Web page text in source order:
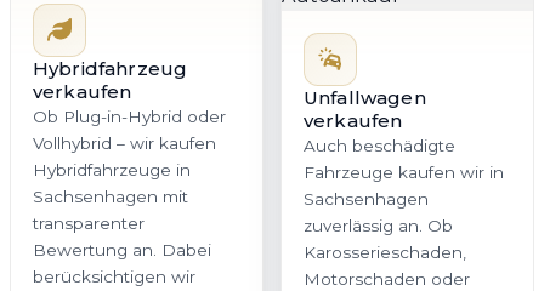
Hybridfahrzeug
verkaufen
Ob Plug-in-Hybrid oder
Vollhybrid – wir kaufen
Hybridfahrzeuge in
Sachsenhagen mit
transparenter
Bewertung an. Dabei
berücksichtigen wir
Unfallwagen
verkaufen
Auch beschädigte
Fahrzeuge kaufen wir in
Sachsenhagen
zuverlässig an. Ob
Karosserieschaden,
Motorschaden oder